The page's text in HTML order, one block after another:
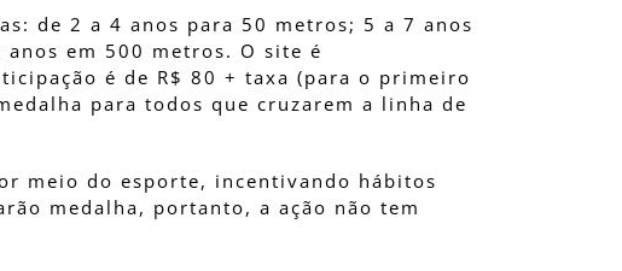
de 2 a 4 anos para 50 metros; 5 a 7 anos
em 500 metros. O site é
é de R$ 80 + taxa (para o primeiro
para todos que cruzarem a linha de
meio do esporte, incentivando hábitos
medalha, portanto, a ação não tem